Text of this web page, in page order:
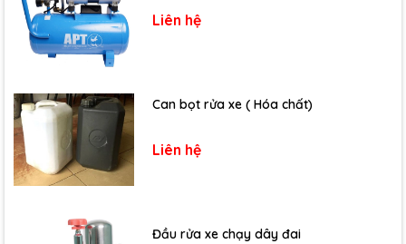
Liên hệ
Can bọt rửa xe ( Hóa chất)
Liên hệ
Đầu rửa xe chạy dây đai